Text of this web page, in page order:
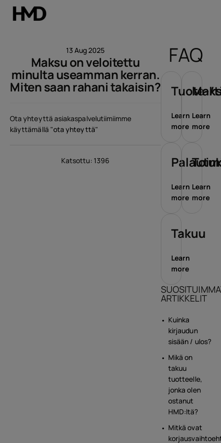
Smartphones
Perinteiset puhelimet
Lisävarusteet
Tarjoukset
13 Aug 2025
Maksu on veloitettu
minulta useamman kerran.
Miten saan rahani takaisin?
Ota yhteyttä asiakaspalvelutiimiimme
käyttämällä "ota yhteyttä"
Katsottu: 1396
FAQ
Tuote-/
Learn
more
Learn
more
Learn
more
Learn
more
Takuu
Learn
more
ARTIKKELIT
Kuinka
kirjaudun
sisään / ulos?
Mikä on
takuu
tuotteelle,
jonka olen
ostanut
HMD:ltä?
Mitkä ovat